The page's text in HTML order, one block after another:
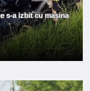
s-a izbit cu mașina